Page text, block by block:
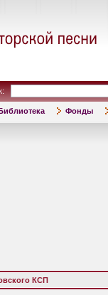
Фонды
КСП